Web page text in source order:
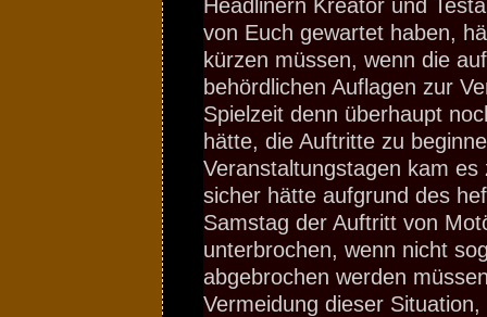
Headlinern Kreator und
von Euch gewartet haben,
kürzen müssen, wenn die
behördlichen Auflagen zur
Spielzeit denn überhaupt
hätte, die Auftritte zu
Veranstaltungstagen kam
sicher hätte aufgrund des
Samstag der Auftritt von
unterbrochen, wenn nicht
abgebrochen werden
Vermeidung dieser